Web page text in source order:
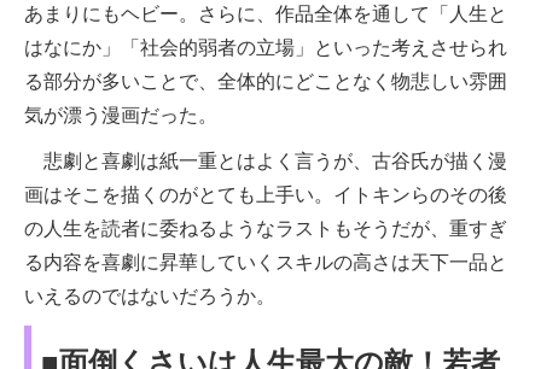
あまりにもヘビー。さらに、作品全体を通して「人生と
はなにか」「社会的弱者の立場」といった考えさせられ
る部分が多いことで、全体的にどことなく物悲しい雰囲
気が漂う漫画だった。
悲劇と喜劇は紙一重とはよく言うが、古谷氏が描く漫
画はそこを描くのがとても上手い。イトキンらのその後
の人生を読者に委ねるようなラストもそうだが、重すぎ
る内容を喜劇に昇華していくスキルの高さは天下一品と
いえるのではないだろうか。
■面倒くさいは人生最大の敵！若者